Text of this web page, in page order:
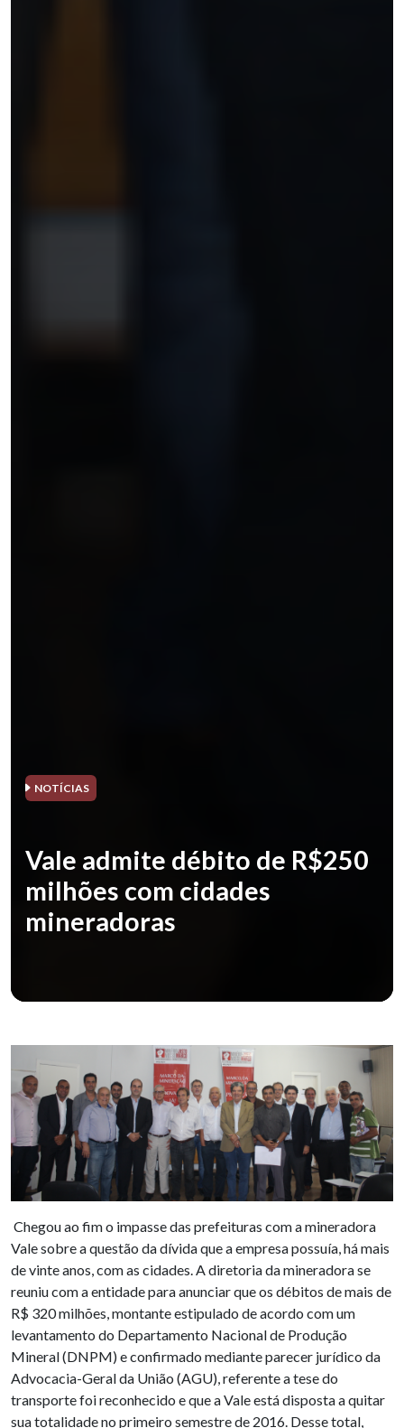
NOTÍCIAS
Vale admite débito de R$250
milhões com cidades
mineradoras
Chegou ao fim o impasse das prefeituras com a mineradora
Vale sobre a questão da dívida que a empresa possuía, há mais
de vinte anos, com as cidades. A diretoria da mineradora se
reuniu com a entidade para anunciar que os débitos de mais de
R$ 320 milhões, montante estipulado de acordo com um
levantamento do Departamento Nacional de Produção
Mineral (DNPM) e confirmado mediante parecer jurídico da
Advocacia-Geral da União (AGU), referente a tese do
transporte foi reconhecido e que a Vale está disposta a quitar
sua totalidade no primeiro semestre de 2016. Desse total,